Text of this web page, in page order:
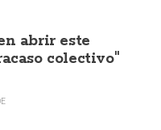
abrir este
colectivo"